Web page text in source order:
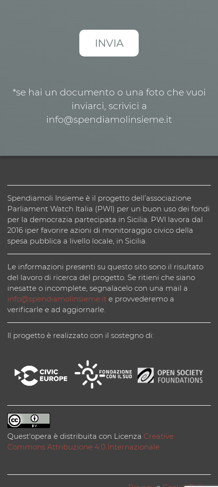
*se hai un documento o una foto che vuoi
inviarci, scrivici a
info@spendiamolinsieme.it
Spendiamoli Insieme è il progetto dell’associazione
Parliament Watch Italia (PWI) per un buon uso dei fondi
per la democrazia partecipata in Sicilia. PWI lavora dal
2016 iper favorire azioni di monitoraggio civico della
spesa pubblica a livello locale, in Sicilia.
Le informazioni presenti su questo sito sono il risultato
del lavoro di ricerca del progetto. Se ritieni che siano
inesatte o incomplete, segnalacelo con una mail a
info@spendiamolinsieme.it e provvederemo a
verificarle e ad aggiornarle.
Il progetto è realizzato con il sostegno di:
Quest'opera è distribuita con Licenza Creative
Commons Attribuzione 4.0 Internazionale